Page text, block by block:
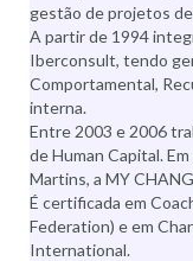
gestão de projetos
A partir de 1994
Iberconsult, tendo
Comportamental,
interna.
Entre 2003 e 2006
de Human Capital.
Martins, a MY
É certificada em
Federation) e em
International.